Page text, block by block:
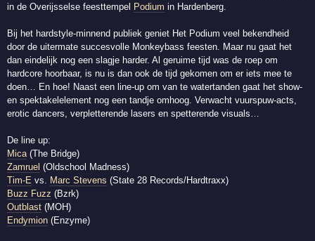
in de Overijsselse feesttempel Podium in Hardenberg.
Bij het hardstyle-minnend publiek geniet Het Podium veel bekendheid
door de uitermate succesvolle Monkeybass feesten. Maar nu gaat het
dan eindelijk nog een slagje harder. Al geruime tijd was de roep om
hardcore hoorbaar, is nu is dan ook de tijd gekomen om er iets mee te
doen… En hoe! Naast een line-up om van te watertanden gaat het show-
en spektakelelement nog een tandje omhoog. Verwacht vuurspuw-acts,
erotic dancers, verpletterende lasers en spetterende visuals…
De line up:
Mica(The Bridge)
Zamruel (Oldschool Madness)
Tim-E vs. Marc Stevens (State 28 Records/Hardtraxx)
Buzz Fuzz (Bzrk)
Outblast (MOH)
Endymion (Enzyme)